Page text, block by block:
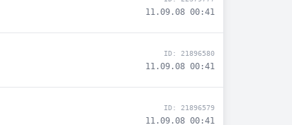
11.09.08 00:41
ID: 21896580
11.09.08 00:41
ID: 21896579
11.09.08 00:41